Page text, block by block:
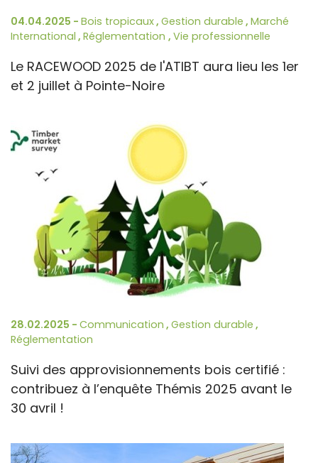
04.04.2025 - Bois tropicaux, Gestion durable , Marché
International , Réglementation , Vie professionnelle
Le RACEWOOD 2025 de l'ATIBT aura lieu les 1er
et 2 juillet à Pointe-Noire
28.02.2025 - Communication , Gestion durable ,
Réglementation
Suivi des approvisionnements bois certifié :
contribuez à l’enquête Thémis 2025 avant le
30 avril !